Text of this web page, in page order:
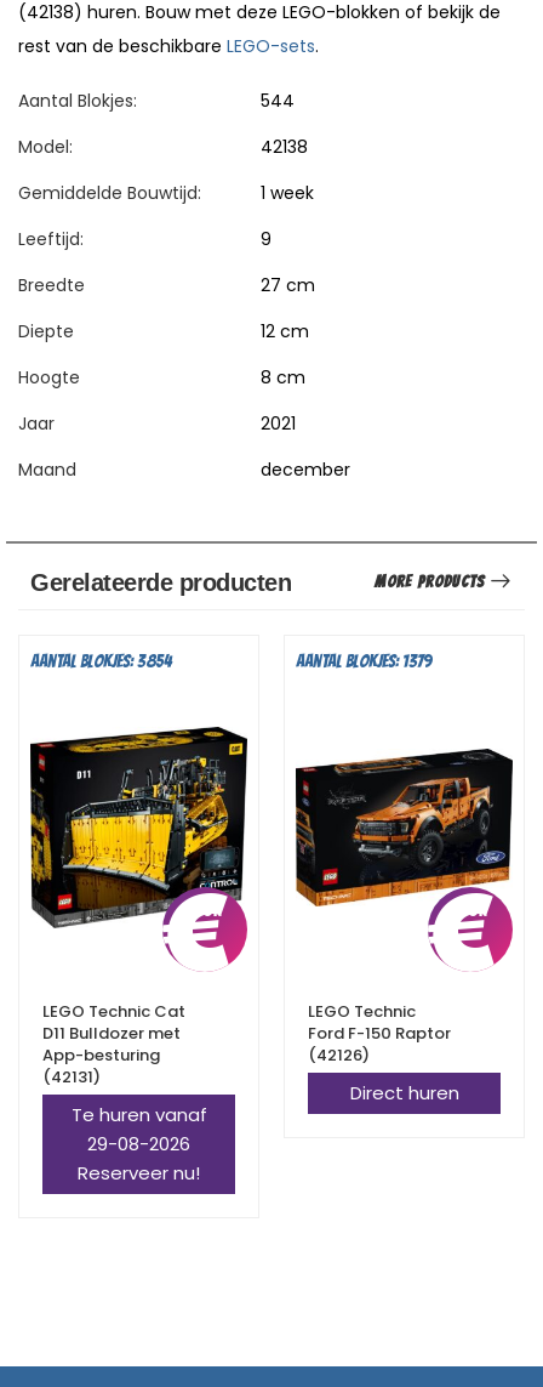
(42138) huren. Bouw met deze LEGO-blokken of bekijk de
rest van de beschikbare LEGO-sets.
Aantal Blokjes:
544
Model:
42138
Gemiddelde Bouwtijd:
1 week
Leeftijd:
9
Breedte
27 cm
Diepte
12 cm
Hoogte
8 cm
Jaar
2021
Maand
december
Gerelateerde producten More Products
Aantal blokjes: 3854
€10,75
LEGO Technic Cat
D11 Bulldozer met
App-besturing
(42131)
Te huren vanaf
29-08-2026
Reserveer nu!
Aantal blokjes: 1379
€
LEGO Technic
Ford F-150 Raptor
(42126)
Direct huren